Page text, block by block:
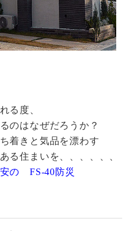
る度、
のはなぜだろうか？
着きと気品を漂わす
る住まいを、、、、、、
の FS-40防災